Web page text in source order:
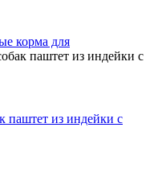
корма для
паштет из индейки с